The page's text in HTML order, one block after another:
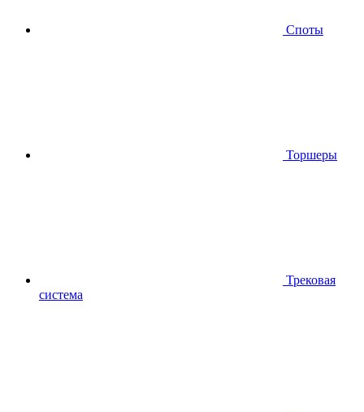
Споты
Торшеры
Трековая
система